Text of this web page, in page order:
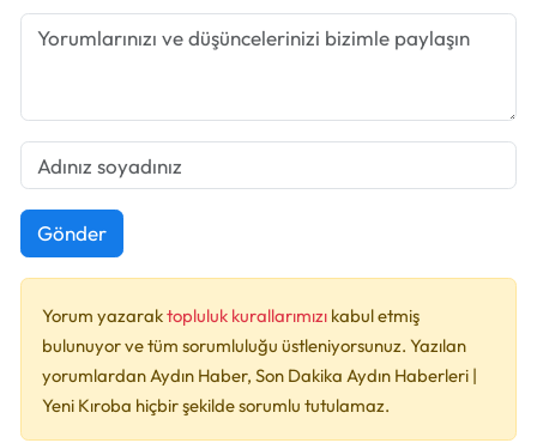
Gönder
Yorum yazaraktopluluk kurallarımızı kabul etmiş
bulunuyor ve tüm sorumluluğu üstleniyorsunuz. Yazılan
yorumlardan Aydın Haber, Son Dakika Aydın Haberleri |
Yeni Kıroba hiçbir şekilde sorumlu tutulamaz.